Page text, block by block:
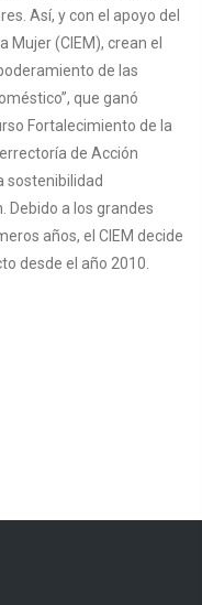
Así, y con el apoyo del
Mujer (CIEM), crean el
de las
que ganó
Fortalecimiento de la
de Acción
sostenibilidad
Debido a los grandes
años, el CIEM decide
desde el año 2010.